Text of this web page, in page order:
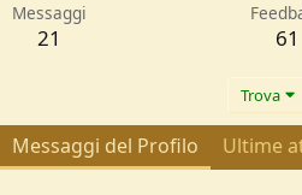
Messaggi
21 61
Trova
Messaggi del Profilo Ultime